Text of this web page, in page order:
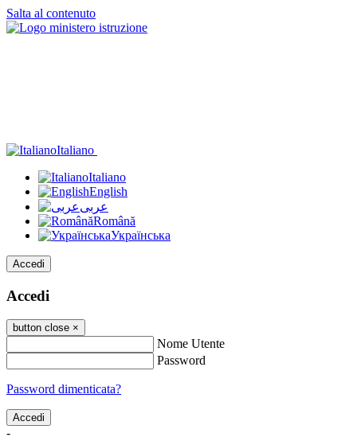
Salta al contenuto
Italiano
Italiano
English
عربى
Română
Українська
Accedi
Accedi
button close ×
Nome Utente
Password
Password dimenticata?
-